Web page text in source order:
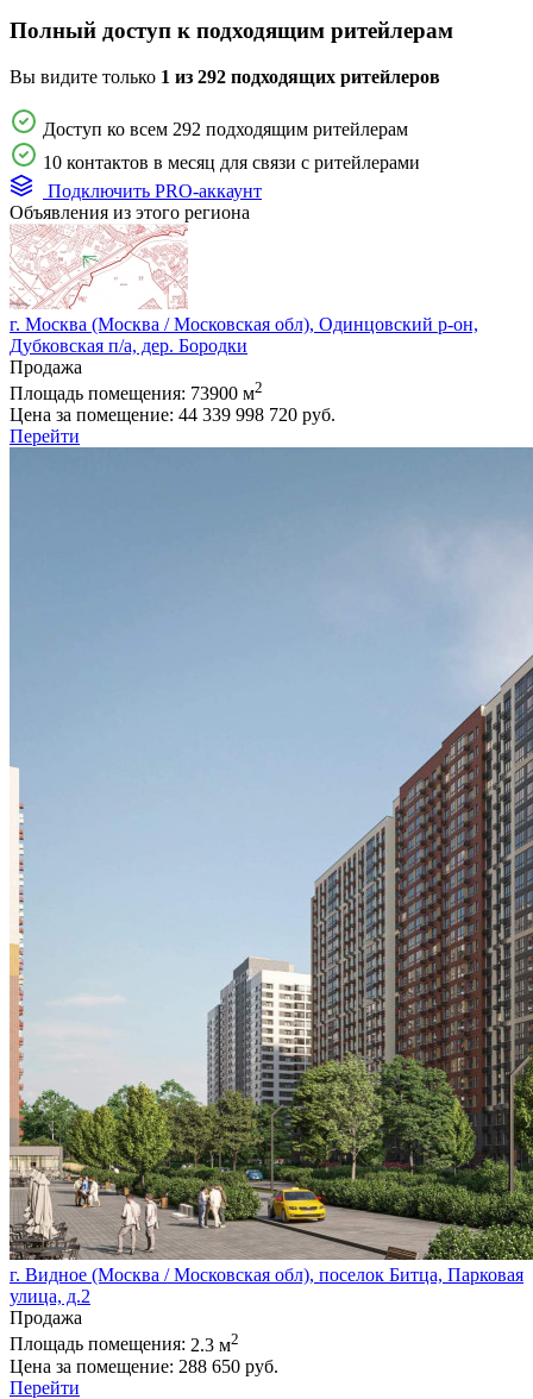
Полный доступ к подходящим ритейлерам
Вы видите только 1 из 292 подходящих ритейлеров
Доступ ко всем 292 подходящим ритейлерам
10 контактов в месяц для связи с ритейлерами
Подключить PRO-аккаунт
Объявления из этого региона
г. Москва (Москва / Московская обл), Одинцовский р-он,
Дубковская п/а, дер. Бородки
Продажа
Площадь помещения: 73900 м2
Цена за помещение: 44 339 998 720 руб.
Перейти
г. Видное (Москва / Московская обл), поселок Битца, Парковая
улица, д.2
Продажа
Площадь помещения: 2.3 м2
Цена за помещение: 288 650 руб.
Перейти